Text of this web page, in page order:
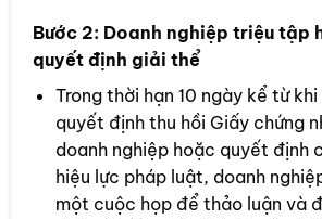
Bước 2: Doanh nghiệp triệu tập
quyết định giải thể
Trong thời hạn 10 ngày kể từ
quyết định thu hồi Giấy chứng
doanh nghiệp hoặc quyết định
hiệu lực pháp luật, doanh
một cuộc họp để thảo luận và